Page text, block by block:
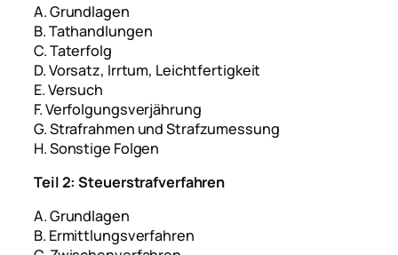
A. Grundlagen
B. Tathandlungen
C. Taterfolg
D. Vorsatz, Irrtum, Leichtfertigkeit
E. Versuch
F. Verfolgungsverjährung
G. Strafrahmen und Strafzumessung
H. Sonstige Folgen
Teil 2: Steuerstrafverfahren
A. Grundlagen
B. Ermittlungsverfahren